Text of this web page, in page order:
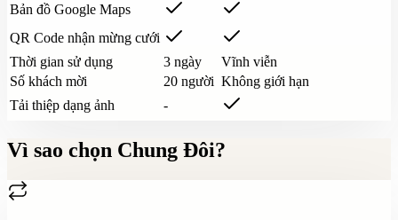
Bản đồ Google Maps
QR Code nhận mừng cưới
Thời gian sử dụng
3 ngày
Vĩnh viễn
Số khách mời
20 người Không giới hạn
Tải thiệp dạng ảnh
-
Vì sao chọn Chung Đôi?